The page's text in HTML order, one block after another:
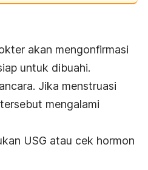
akan mengonfirmasi
untuk dibuahi.
Jika menstruasi
mengalami
USG atau cek hormon